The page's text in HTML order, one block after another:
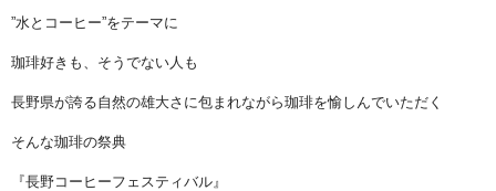
”水とコーヒー”をテーマに
珈琲好きも、そうでない人も
長野県が誇る自然の雄大さに包まれながら珈琲を愉しんでいただく
そんな珈琲の祭典
『長野コーヒーフェスティバル』